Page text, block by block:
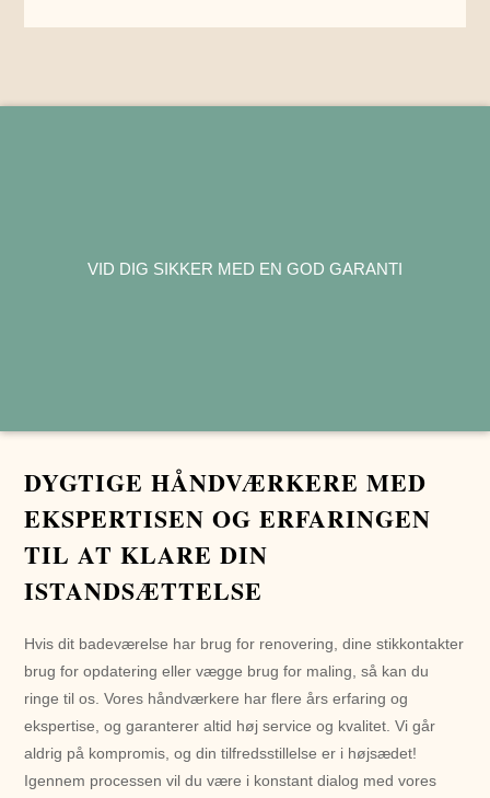
VID DIG SIKKER MED EN GOD GARANTI
DYGTIGE HÅNDVÆRKERE MED
EKSPERTISEN OG ERFARINGEN
TIL AT KLARE DIN
ISTANDSÆTTELSE
Hvis dit badeværelse har brug for renovering, dine stikkontakter
brug for opdatering eller vægge brug for maling, så kan du
ringe til os. Vores håndværkere har flere års erfaring og
ekspertise, og garanterer altid høj service og kvalitet. Vi går
aldrig på kompromis, og din tilfredsstillelse er i højsædet!
Igennem processen vil du være i konstant dialog med vores